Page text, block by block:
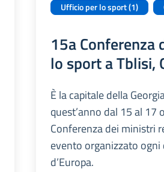
Ufficio per lo sport (1)
15a Conferenza
lo sport a Tblisi,
È la capitale della
quest’anno dal 15 al 17
Conferenza dei ministri
evento organizzato
d’Europa.